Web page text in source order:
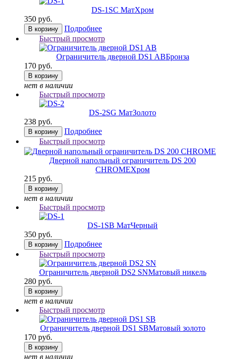
DS-1 SC МатХром
350 руб.
В корзину
Подробнее
Быстрый просмотр
Ограничитель дверной DS1 ABБронза
170 руб.
В корзину
нет в наличии
Быстрый просмотр
DS-2SG МатЗолото
238 руб.
В корзину
Подробнее
Быстрый просмотр
Дверной напольный ограничитель DS 200
CHROMEХром
215 руб.
В корзину
нет в наличии
Быстрый просмотр
DS-1 SB МатЧерный
350 руб.
В корзину
Подробнее
Быстрый просмотр
Ограничитель дверной DS2 SNМатовый никель
280 руб.
В корзину
нет в наличии
Быстрый просмотр
Ограничитель дверной DS1 SBМатовый золото
170 руб.
В корзину
нет в наличии